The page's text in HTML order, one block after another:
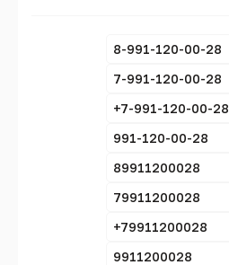
8-991-120-00-28
7-991-120-00-28
+7-991-120-00-28
991-120-00-28
89911200028
79911200028
+79911200028
9911200028